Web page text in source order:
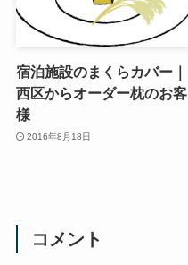
宿泊施設のまくらカバー｜
西区からオーダー枕のお客
様
2016年8月18日
コメント